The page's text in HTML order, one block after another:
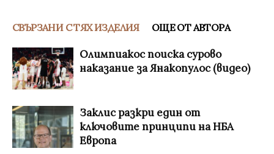
СВЪРЗАНИ С ТЯХ ИЗДЕЛИЯ ОЩЕ ОТ АВТОРА
Олимпиакос поиска сурово
наказание за Янакопулос (видео)
Заклис разкри един от
ключовите принципи на НБА
Европа